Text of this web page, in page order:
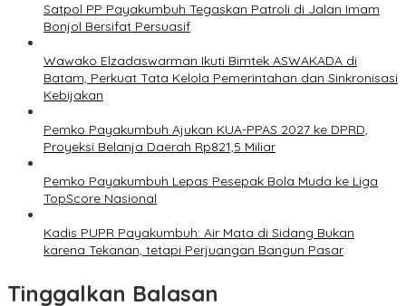
Satpol PP Payakumbuh Tegaskan Patroli di Jalan Imam
Bonjol Bersifat Persuasif
Wawako Elzadaswarman Ikuti Bimtek ASWAKADA di
Batam, Perkuat Tata Kelola Pemerintahan dan Sinkronisasi
Kebijakan
Pemko Payakumbuh Ajukan KUA-PPAS 2027 ke DPRD,
Proyeksi Belanja Daerah Rp821,5 Miliar
Pemko Payakumbuh Lepas Pesepak Bola Muda ke Liga
TopScore Nasional
Kadis PUPR Payakumbuh: Air Mata di Sidang Bukan
karena Tekanan, tetapi Perjuangan Bangun Pasar
Tinggalkan Balasan